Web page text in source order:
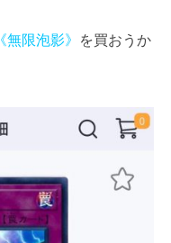
《無限泡影》 を買おうか